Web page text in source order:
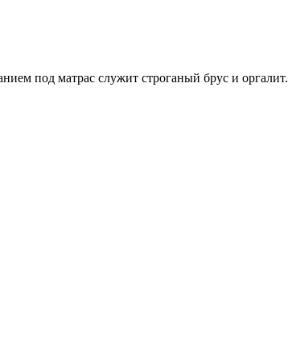
под матрас служит строганый брус и оргалит.